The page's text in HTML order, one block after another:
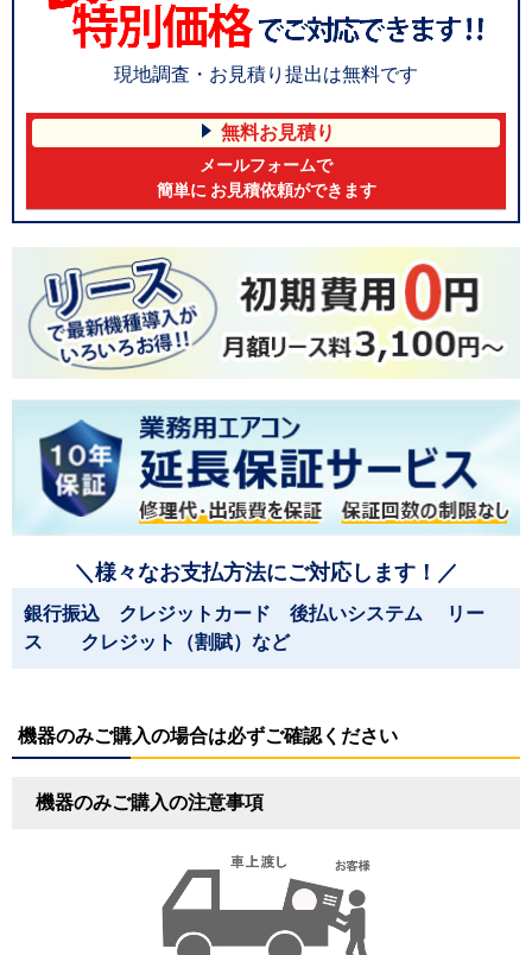
現地調査・お見積り提出は無料です
無料お見積り
メールフォームで
簡単に お見積依頼ができます
＼様々なお支払方法にご対応します！／
銀行振込 クレジットカード 後払いシステム リー
ス クレジット（割賦）など
機器のみご購入の場合は必ずご確認ください
機器のみご購入の注意事項